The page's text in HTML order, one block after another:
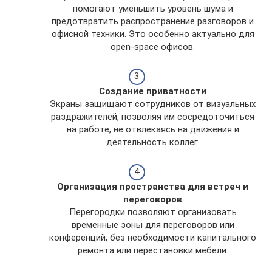
помогают уменьшить уровень шума и
предотвратить распространение разговоров и
офисной техники. Это особенно актуально для
open-space офисов.
Создание приватности
Экраны защищают сотрудников от визуальных
раздражителей, позволяя им сосредоточиться
на работе, не отвлекаясь на движения и
деятельность коллег.
Организация пространства для встреч и
переговоров
Перегородки позволяют организовать
временные зоны для переговоров или
конференций, без необходимости капитального
ремонта или перестановки мебели.